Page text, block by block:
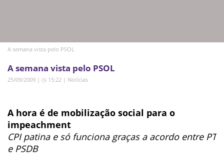
A semana vista pelo PSOL
A semana vista pelo PSOL
25/09/2009 | ◷ 15:22 | Notícias
A hora é de mobilização social para o
impeachment
CPI patina e só funciona graças a acordo entre PT
e PSDB